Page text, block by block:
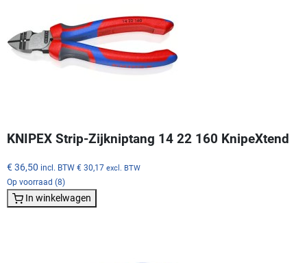
KNIPEX Strip-Zijkniptang 14 22 160 KnipeXtend
€ 36,50 incl. BTW € 30,17 excl. BTW
Op voorraad (8)
In winkelwagen